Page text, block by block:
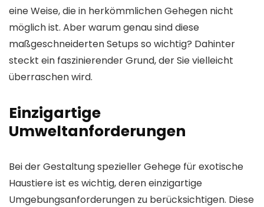
eine Weise, die in herkömmlichen Gehegen nicht
möglich ist. Aber warum genau sind diese
maßgeschneiderten Setups so wichtig? Dahinter
steckt ein faszinierender Grund, der Sie vielleicht
überraschen wird.
Einzigartige
Umweltanforderungen
Bei der Gestaltung spezieller Gehege für exotische
Haustiere ist es wichtig, deren einzigartige
Umgebungsanforderungen zu berücksichtigen. Diese